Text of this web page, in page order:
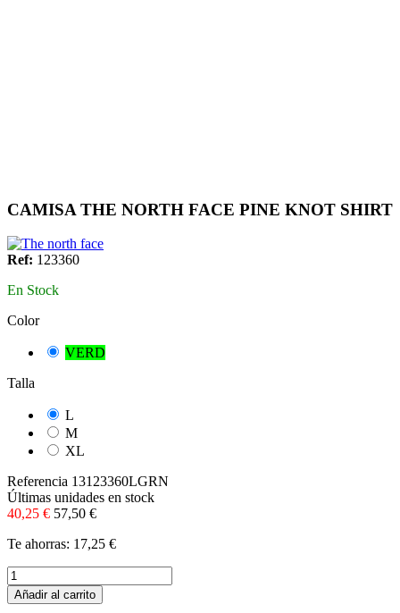
CAMISA THE NORTH FACE PINE KNOT SHIRT
Ref: 123360
En Stock
Color
VERD
Talla
L
M
XL
Referencia 13123360LGRN
Últimas unidades en stock
40,25 € 57,50 €
Te ahorras: 17,25 €
Añadir al carrito